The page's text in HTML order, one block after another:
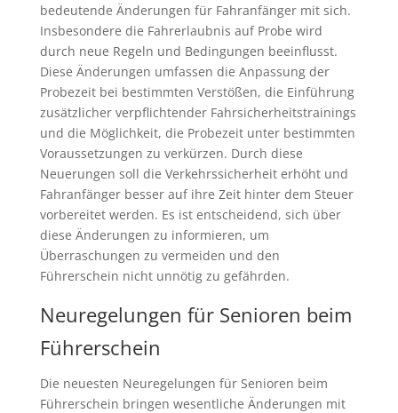
bedeutende Änderungen für Fahranfänger mit sich.
Insbesondere die Fahrerlaubnis auf Probe wird
durch neue Regeln und Bedingungen beeinflusst.
Diese Änderungen umfassen die Anpassung der
Probezeit bei bestimmten Verstößen, die Einführung
zusätzlicher verpflichtender Fahrsicherheitstrainings
und die Möglichkeit, die Probezeit unter bestimmten
Voraussetzungen zu verkürzen. Durch diese
Neuerungen soll die Verkehrssicherheit erhöht und
Fahranfänger besser auf ihre Zeit hinter dem Steuer
vorbereitet werden. Es ist entscheidend, sich über
diese Änderungen zu informieren, um
Überraschungen zu vermeiden und den
Führerschein nicht unnötig zu gefährden.
Neuregelungen für Senioren beim
Führerschein
Die neuesten Neuregelungen für Senioren beim
Führerschein bringen wesentliche Änderungen mit